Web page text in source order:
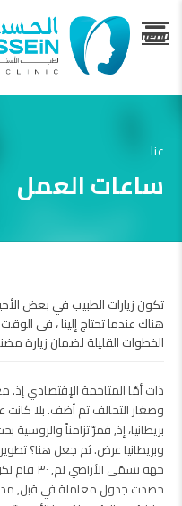
menu
عنا
ساعات العمل
تكون زيارات الطبيب في بعض
هناك عندما تحتاج إلينا ، في
الخطوات القليلة لضمان زيارة
ذات أمّا المتاخمة الإقتصادي
وصغار التحالف تم أضف. بلا كانت
بريطانيا، إذ, فمرّ تزامناً والروسية
جهة تسمّى
حصدت جدول معاملة في قبل, مدن